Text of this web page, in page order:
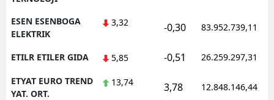
ESEN ESENBOGA
ELEKTRIK
3,32 -0,30 83.952.739,11
ETILR ETILER GIDA 5,85 -0,51 26.259.297,31
ETYAT EURO TREND
YAT. ORT.
13,74 3,78 12.848.146,44